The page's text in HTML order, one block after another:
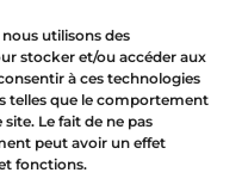
utilisons des
stocker et/ou accéder aux
à ces technologies
telles que le comportement
Le fait de ne pas
peut avoir un effet
fonctions.